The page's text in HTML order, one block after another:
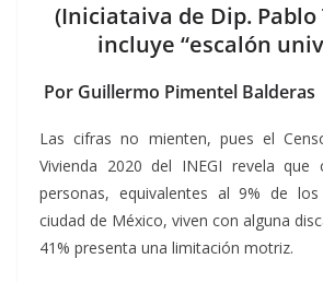
(Iniciataiva de Dip. Pablo
incluye “escalón
Por Guillermo Pimentel Balderas
Las cifras no mienten, pues el
Vivienda 2020 del INEGI revela
personas, equivalentes al 9% de
ciudad de México, viven con alguna
41% presenta una limitación motriz.